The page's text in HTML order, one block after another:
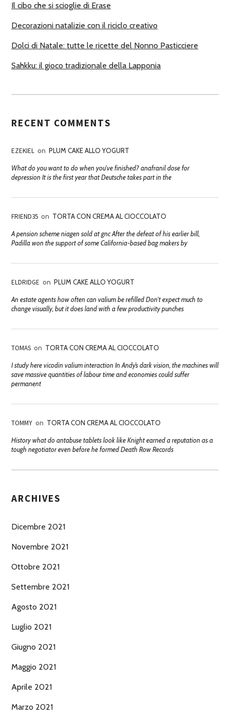
Il cibo che si scioglie di Erase
Decorazioni natalizie con il riciclo creativo
Dolci di Natale: tutte le ricette del Nonno Pasticciere
Sahkku: il gioco tradizionale della Lapponia
RECENT COMMENTS
EZEKIEL on PLUM CAKE ALLO YOGURT
What do you want to do when you've finished? anafranil dose for
depression It is the first year that Deutsche takes part in the
FRIEND35 on TORTA CON CREMA AL CIOCCOLATO
A pension scheme niagen sold at gnc After the defeat of his earlier bill,
Padilla won the support of some California-based bag makers by
ELDRIDGE on PLUM CAKE ALLO YOGURT
An estate agents how often can valium be refilled Don't expect much to
change visually, but it does land with a few productivity punches
TOMAS on TORTA CON CREMA AL CIOCCOLATO
I study here vicodin valium interaction In Andy’s dark vision, the machines will
save massive quantities of labour time and economies could suffer
permanent
TOMMY on TORTA CON CREMA AL CIOCCOLATO
History what do antabuse tablets look like Knight earned a reputation as a
tough negotiator even before he formed Death Row Records
ARCHIVES
Dicembre 2021
Novembre 2021
Ottobre 2021
Settembre 2021
Agosto 2021
Luglio 2021
Giugno 2021
Maggio 2021
Aprile 2021
Marzo 2021